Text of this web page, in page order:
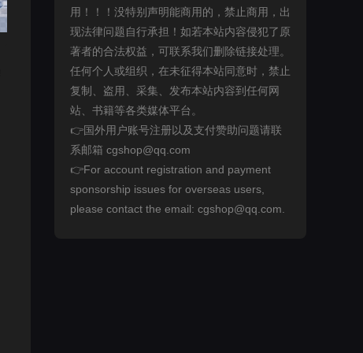
用！！！没特别声明能商用的，禁止商用，出
现法律问题自行承担！如若本站内容侵犯了原
著者的合法权益，可联系我们删除链接处理。
任何个人或组织，在未征得本站同意时，禁止
复制、盗用、采集、发布本站内容到任何网
站、书籍等各类媒体平台。
👉国外用户账号注册以及支付赞助问题请联
系邮箱 cgshop@qq.com
👉For account registration and payment
sponsorship issues for overseas users,
please contact the email: cgshop@qq.com.